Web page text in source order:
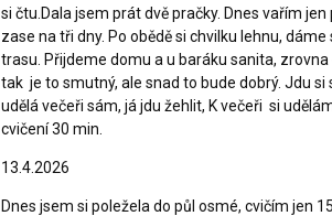
si čtu.Dala jsem prát dvě pračky. Dnes vařím
zase na tři dny. Po obědě si chvilku lehnu,
trasu. Přijdeme domu a u baráku sanita,
tak je to smutný, ale snad to bude dobrý. Jdu
udělá večeři sám, já jdu žehlit, K večeři si
cvičení 30 min.
13.4.2026
Dnes jsem si poležela do půl osmé, cvičím jen